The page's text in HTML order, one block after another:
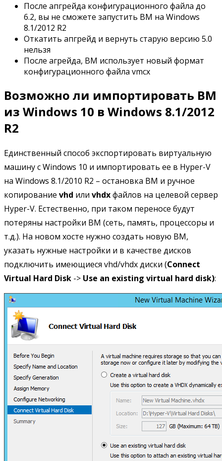
После апгрейда конфигурационного файла до
6.2, вы не сможете запустить ВМ на Windows
8.1/2012 R2
Откатить апгрейд и вернуть старую версию 5.0
нельзя
После агрейда, ВМ использует новый формат
конфигурационного файла vmcx
Возможно ли импортировать ВМ
из Windows 10 в Windows 8.1/2012
R2
Единственный способ экспортировать виртуальную
машину с Windows 10 и импортировать ее в Hyper-V
на Windows 8.1/2010 R2 – остановка ВМ и ручное
копирование vhd или vhdxфайлов на целевой сервер
Hyper-V. Естественно, при таком переносе будут
потеряны настройки ВМ (сеть, память, процессоры и
т.д.). На новом хосте нужно создать новую ВМ,
указать нужные настройки и в качестве дисков
подключить имеющиеся vhd/vhdx диски (Connect
Virtual Hard Disk -> Use an existing virtual hard disk):